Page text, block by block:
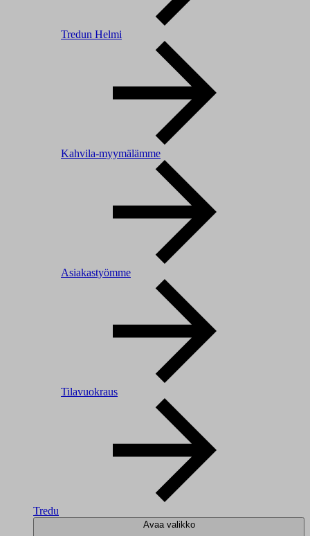
Tredun Helmi
Kahvila-myymälämme
Asiakastyömme
Tilavuokraus
Tredu
Avaa valikko